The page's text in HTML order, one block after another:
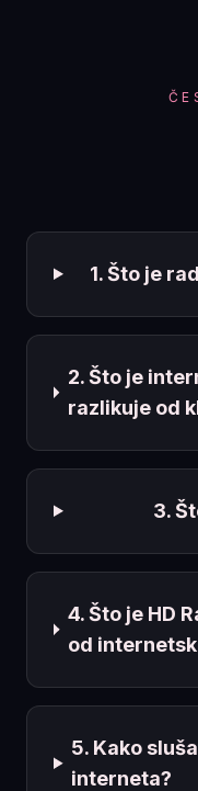
1. Što je
2. Što je
razlikuje od
3.
4. Što je HD
od
5. Kako
interneta?